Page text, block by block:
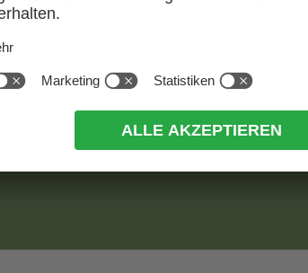
in Innichen
die absolute Entspannung in
Stube das Langlauferlebnis
out
bis 16:00 benutzen.